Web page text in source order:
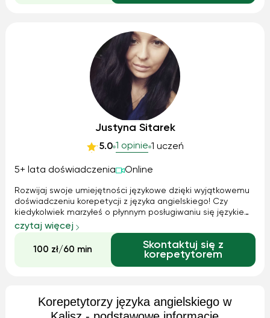
Justyna Sitarek
5.0 1 opinie 1 uczeń
5+ lata doświadczenia Online
Rozwijaj swoje umiejętności językowe dzięki wyjątkowemu
doświadczeniu korepetycji z języka angielskiego! Czy
kiedykolwiek marzyłeś o płynnym posługiwaniu się językiem
angielskim? Czy chciałbyś swobodnie porozumiewać się w
międzynarodowym środowisku, otworzyć sobie drzwi do
nowych możliwości edukacy...
czytaj więcej
100 zł/60 min
Skontaktuj się z
korepetytorem
Korepetytorzy języka angielskiego w